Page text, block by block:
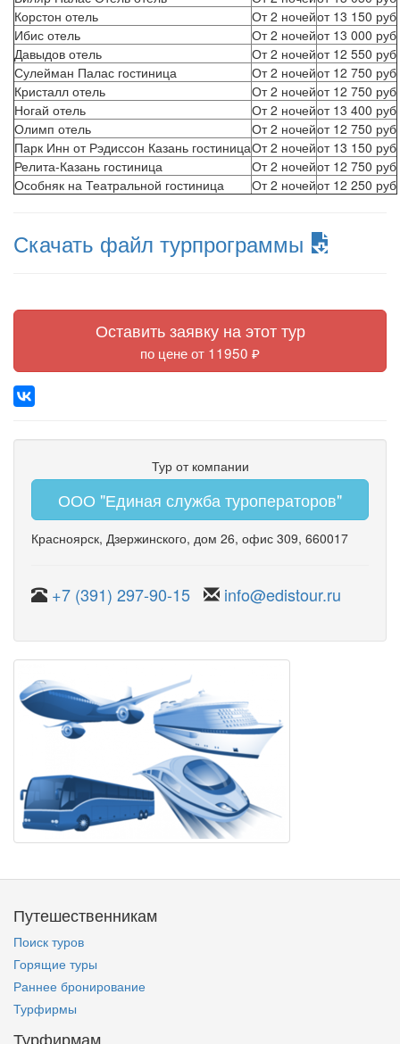
Корстон отель
От 2 ночейот 13 150 руб
Ибис отель
От 2 ночейот 13 000 руб
Давыдов отель
От 2 ночейот 12 550 руб
Сулейман Палас гостиница
От 2 ночейот 12 750 руб
Кристалл отель
От 2 ночейот 12 750 руб
Ногай отель
От 2 ночейот 13 400 руб
Олимп отель
От 2 ночейот 12 750 руб
Парк Инн от Рэдиссон Казань гостиницаОт 2 ночейот 13 150 руб
Релита-Казань гостиница
От 2 ночейот 12 750 руб
Особняк на Театральной гостиница
От 2 ночейот 12 250 руб
Скачать файл турпрограммы
Оставить заявку на этот тур
по цене от 11950 ₽
Тур от компании
ООО "Единая служба туроператоров"
Красноярск, Дзержинского, дом 26, офис 309, 660017
+7 (391) 297-90-15 info@edistour.ru
Путешественникам
Поиск туров
Горящие туры
Раннее бронирование
Турфирмы
Турфирмам